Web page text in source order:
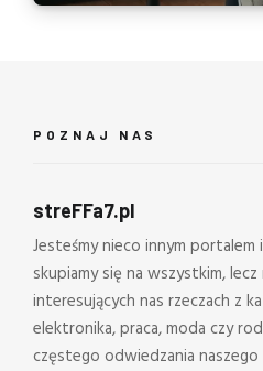
POZNAJ NAS
streFFa7.pl
Jesteśmy nieco innym portalem
skupiamy się na wszystkim,
interesujących nas rzeczach z
elektronika, praca, moda czy
częstego odwiedzania